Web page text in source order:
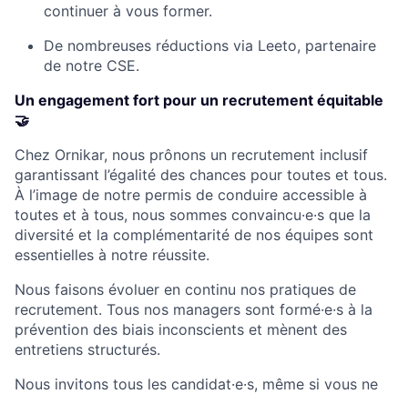
continuer à vous former.
De nombreuses réductions via Leeto, partenaire
de notre CSE.
Un engagement fort pour un recrutement équitable
🤝
Chez Ornikar, nous prônons un recrutement inclusif
garantissant l’égalité des chances pour toutes et tous.
À l’image de notre permis de conduire accessible à
toutes et à tous, nous sommes convaincu·e·s que la
diversité et la complémentarité de nos équipes sont
essentielles à notre réussite.
Nous faisons évoluer en continu nos pratiques de
recrutement. Tous nos managers sont formé·e·s à la
prévention des biais inconscients et mènent des
entretiens structurés.
Nous invitons tous les candidat·e·s, même si vous ne